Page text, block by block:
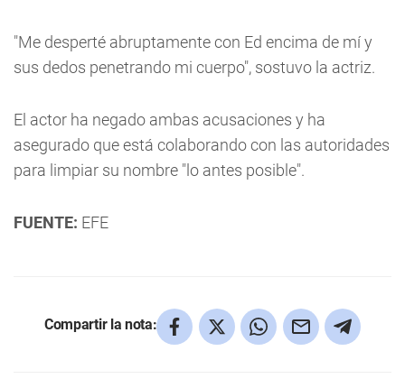
"Me desperté abruptamente con Ed encima de mí y
sus dedos penetrando mi cuerpo", sostuvo la actriz.
El actor ha negado ambas acusaciones y ha
asegurado que está colaborando con las autoridades
para limpiar su nombre "lo antes posible".
FUENTE: EFE
Compartir la nota: